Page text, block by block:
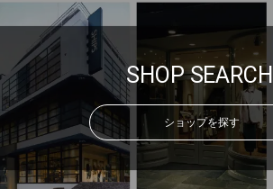
SHOP SEARCH
ショップを探す